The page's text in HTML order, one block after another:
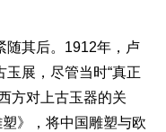
其后。1912年，卢
展，尽管当时“真正
方对上古玉器的关
》，将中国雕塑与欧